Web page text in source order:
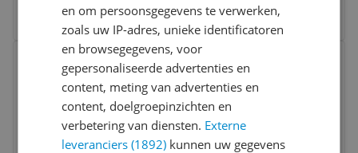
Bekijk meer informatie
Vergelijken
Bekijk product
en om persoonsgegevens te verwerken,
zoals uw IP-adres, unieke identificatoren
en browsegegevens, voor
gepersonaliseerde advertenties en
content, meting van advertenties en
content, doelgroepinzichten en
verbetering van diensten. Externe
leveranciers (1892) kunnen uw gegevens